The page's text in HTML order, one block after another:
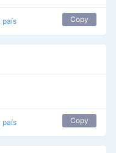
país Copy
país Copy